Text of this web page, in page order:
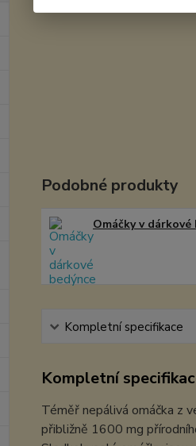
Podobné produkty
Omáčky v dárkové
Kompletní specifikace
Kompletní
Téměř nepálivá omáčka z
přibližně 1600 mg